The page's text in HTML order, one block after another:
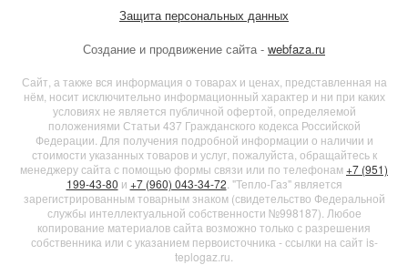
Защита персональных данных
Создание и продвижение сайта - webfaza.ru
Сайт, а также вся информация о товарах и ценах, представленная на
нём, носит исключительно информационный характер и ни при каких
условиях не является публичной офертой, определяемой
положениями Статьи 437 Гражданского кодекса Российской
Федерации. Для получения подробной информации о наличии и
стоимости указанных товаров и услуг, пожалуйста, обращайтесь к
менеджеру сайта с помощью формы связи или по телефонам+7 (951)
199-43-80 и +7 (960) 043-34-72 . "Тепло-Газ" является
зарегистрированным товарным знаком (свидетельство Федеральной
службы интеллектуальной собственности №998187). Любое
копирование материалов сайта возможно только с разрешения
собственника или с указанием первоисточника - ссылки на сайт is-
teplogaz.ru.